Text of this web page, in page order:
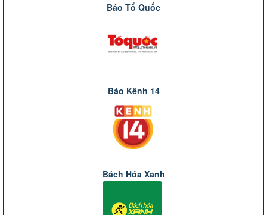
Báo Tổ Quốc
Báo Kênh 14
Bách Hóa Xanh